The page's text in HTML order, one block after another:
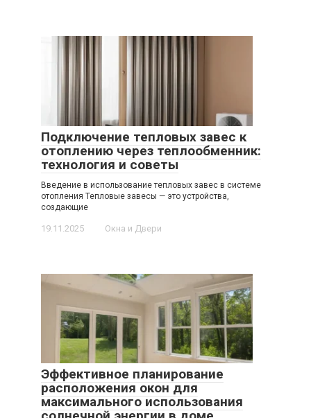
Подключение тепловых завес к
отоплению через теплообменник:
технология и советы
Введение в использование тепловых завес в системе
отопления Тепловые завесы — это устройства,
создающие
19.11.2025 Окна и Двери
Эффективное планирование
расположения окон для
максимального использования